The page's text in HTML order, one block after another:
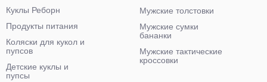
Мужские толстовки
Мужские сумки
бананки
Мужские тактические
кроссовки
Куклы Реборн
Продукты питания
Коляски для кукол и
пупсов
Детские куклы и
пупсы